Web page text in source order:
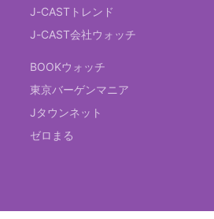
J-CASTトレンド
J-CAST会社ウォッチ
BOOKウォッチ
東京バーゲンマニア
Jタウンネット
ゼロまる